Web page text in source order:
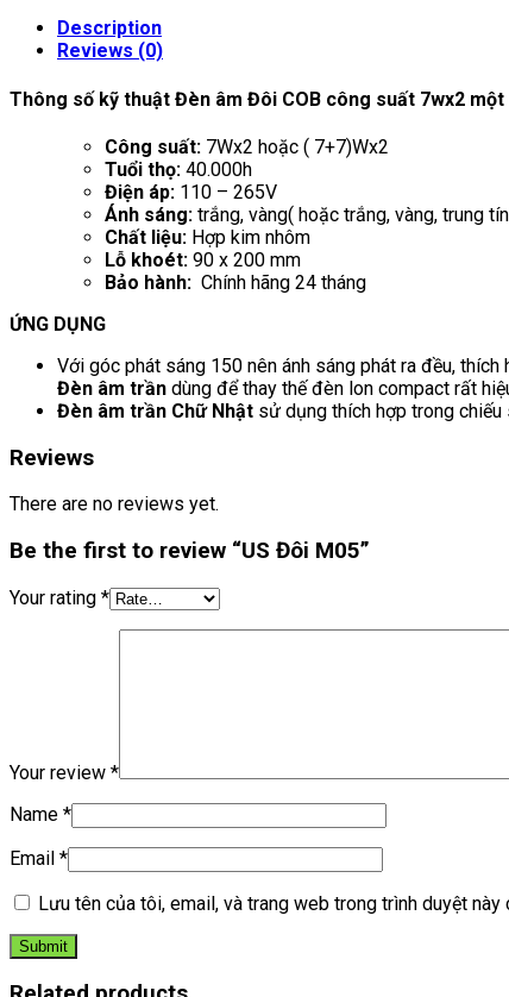
Description
Reviews (0)
Thông số kỹ thuật Đèn âm Đôi COB công suất 7wx2
Công suất: 7Wx2 hoặc ( 7+7)Wx2
Tuổi thọ: 40.000h
Điện áp: 110 – 265V
Ánh sáng: trắng, vàng( hoặc trắng, vàng, trung
Chất liệu: Hợp kim nhôm
Lỗ khoét: 90 x 200 mm
Bảo hành: Chính hãng 24 tháng
ỨNG DỤNG
Với góc phát sáng 150 nên ánh sáng phát ra đều,
Đèn âm trần dùng để thay thế đèn lon compact rất
Đèn âm trần Chữ Nhật sử dụng thích hợp trong chiếu
Reviews
There are no reviews yet.
Be the first to review “US Đôi M05”
Your rating *
Your review *
Name *
Email *
Lưu tên của tôi, email, và trang web trong trình duyệt